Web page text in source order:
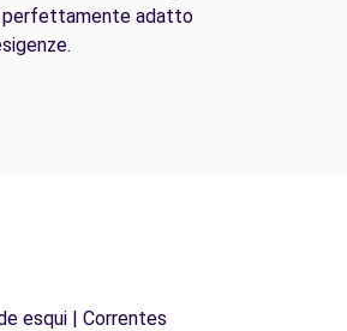
perfettamente adatto
esqui | Correntes